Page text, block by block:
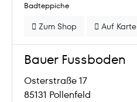
Badteppiche
Zum Shop Auf Karte
Bauer Fussboden
Osterstraße 17
85131 Pollenfeld